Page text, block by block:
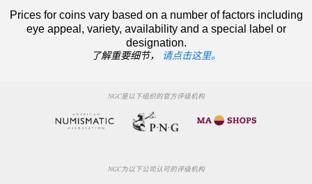
Prices for coins vary based on a number of factors including
eye appeal, variety, availability and a special label or
designation.
了解重要细节， 请点击这里。
NGC是以下组织的官方评级机构
NGC为以下公司认可的评级机构